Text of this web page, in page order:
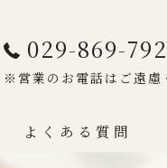
029-869-
※営業のお電話はご遠慮
よくある質問